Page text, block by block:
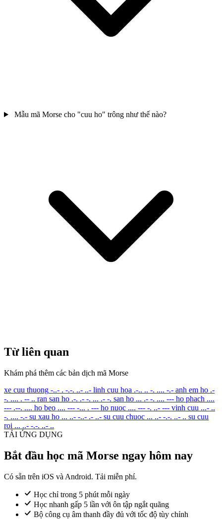
Mẫu mã Morse cho "cuu ho" trông như thế nào?
Từ liên quan
Khám phá thêm các bản dịch mã Morse
xe cuu thuong -..- . -.-. ..- ..- linh cuu hoa .-.. .. -. .... -.- anh em ho .-
-. .... . -- .. ran san ho .-. .- -. ... .- -. san ho ... .- -. .... --- ho phach ....
--- .--. .... ho beo .... --- -... . --- ho nuoc .... --- -. ..- --- vinh cuu ...- ..
-. .... -.- su xau ho ... ..- -..- .- ..- su cuu chuoc ... ..- -.-. ..- .. su cuu
roi ... ..- -.-. ..- ..
TẢI ỨNG DỤNG
Bắt đầu học mã Morse ngay hôm nay
Có sẵn trên iOS và Android. Tải miễn phí.
Học chỉ trong 5 phút mỗi ngày
Học nhanh gấp 5 lần với ôn tập ngắt quãng
Bộ công cụ âm thanh đầy đủ với tốc độ tùy chỉnh